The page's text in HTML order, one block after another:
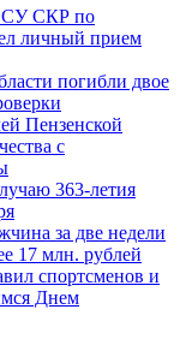
СУ СКР по
личный прием
погибли двое
Пензенской
c
363-летия
за две недели
17 млн. рублей
спортсменов и
Днем